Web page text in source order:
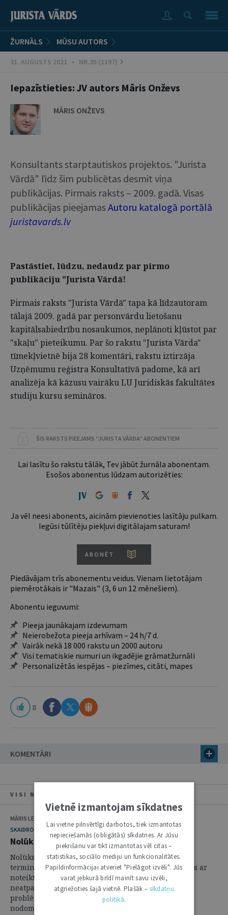
ŽURNĀLS MŪSU AUTORS
31. AUGUSTS 2021 • NR.35 (1197)
Iepazīstieties: JV autors Māris Onževs
MĀRIS ONŽEVS
Konsultants starptautiskos projektos. "Jurista
Vārdā" līdz šim publicētas desmit viņa
publikācijas. Pirmais raksts – 2009. gadā. Visas
publikācijas pieejamasAutoru katalogā portālā
juristavards.lv
Pastāstiet, lūdzu, nedaudz par pirmo
publikāciju "Jurista Vārdā!
Pirmais raksts "Jurista Vārdā" tapa kā līdzautoram
tālajā 2009. gadā par personvārdu lietošanu
kapitālsabiedrību nosaukumos, neplānoti kļūstot par
"skaļu" pieteikumu. Par šo rakstu "Jurista Vārda"
tīmekļvietnē bija 28 komentāri, rakstu iztirzāja
Uzņēmumu reģistra Konsultatīvā padome, kā arī
analizēja kā kāzusu vairāku LU Juridiskās fakultātes
studiju kursu semināros.
ŠIS RAKSTS PIEEJAMS “JURISTA VĀRDA” ABONENTIEM
Lai lasītu šo rakstu tālāk, Tev jābūt žurnāla abonentam.
Esošos abonentus lūdzam autorizēties:
Ja vēl neesi abonents, aicinām pievienoties lasītāju pulkam.
Iegūsi tūlītēju piekļuvi digitālajam saturam!
ABONĒT
Piedāvājam trīs abonementu veidus. Vienam lietotājam
piemērotākais ir "Mazais" (3, 6 un 12 mēnešiem).
Abonentu ieguvumi:
Pieeja jaunākajam izdevumam
Neierobežota pieeja arhīvam – 24 h/7 d.
Vairāk nekā 18 000 rakstu un 2000 autoru
Visi tematiskie numuri un ikgadējie grāmatžurnāli
Personalizētās iespējas – piezīmes, citāti, mapes
8
KOMENTĀRI
VISI NUMURA RAKSTI
MĀRIS LEJA
SKAIDROJUMI. VIEDOKĻI
Nolūka divējādais lietojums krimināltiesībās
Nolūks ir viens no nozīmīgākajiem krimināltiesību
terminiem. Lai gan jautājums, vai persona rīkojusies ar
noteiktu nolūku vai bez tā, sarežģītības ziņā daudz
neatpaliek no tādiem subjektīvās puses
problēmjautājumiem krimināltiesībās kā netieša
nodoma ...
Vietnē izmantojam sīkdatnes
Lai vietne pilnvērtīgi darbotos, tiek izmantotas
nepieciešamās (obligātās) sīkdatnes. Ar Jūsu
piekrišanu var tikt izmantotas vēl citas –
statistikas, sociālo mediju un funkcionalitātes.
Papildinformācijai atveriet "Pielāgot izvēli". Jūs
varat jebkurā brīdī mainīt savu izvēli,
atgriežoties šajā vietnē. Plašāk – sīkdatņu
politikā.